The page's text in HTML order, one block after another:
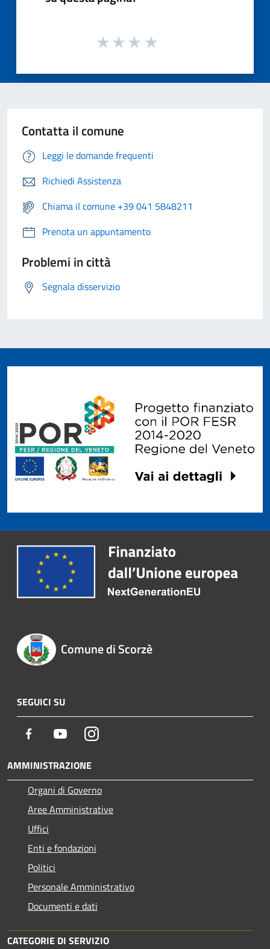
Contatta il comune
Leggi le domande frequenti
Richiedi Assistenza
Chiama il comune +39 041 5848211
Prenota un appuntamento
Problemi in città
Segnala disservizio
Comune di Scorzè
SEGUICI SU
Facebook YoutubeInstagram
AMMINISTRAZIONE
Organi di Governo
Aree Amministrative
Uffici
Enti e fondazioni
Politici
Personale Amministrativo
Documenti e dati
CATEGORIE DI SERVIZIO